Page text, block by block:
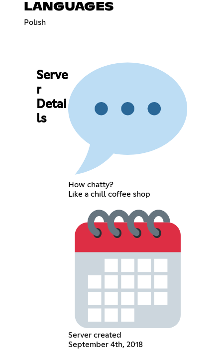
LANGUAGES
Polish
Serve
r
Detai
ls
How chatty?
Like a chill coffee shop
Server created
September 4th, 2018